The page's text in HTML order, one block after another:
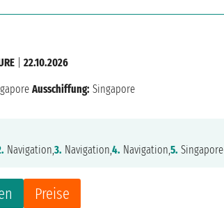
Preise
|22.10.2026
Ausschiffung: Singapore
Navigation,3. Navigation,4. Navigation,5. Singapore